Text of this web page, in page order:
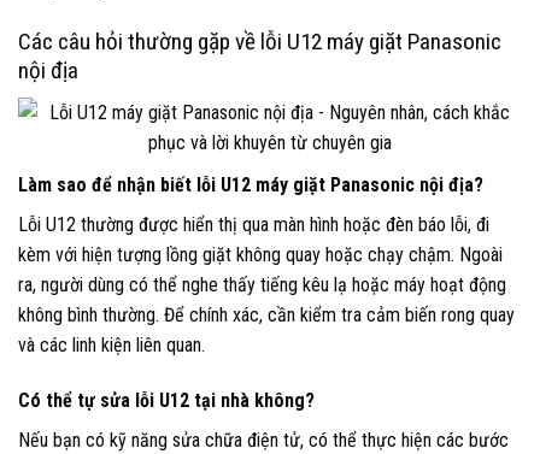
Các câu hỏi thường gặp về lỗi U12 máy giặt Panasonic
nội địa
Làm sao để nhận biết lỗi U12 máy giặt Panasonic nội địa?
Lỗi U12 thường được hiển thị qua màn hình hoặc đèn báo lỗi, đi
kèm với hiện tượng lồng giặt không quay hoặc chạy chậm. Ngoài
ra, người dùng có thể nghe thấy tiếng kêu lạ hoặc máy hoạt động
không bình thường. Để chính xác, cần kiểm tra cảm biến rong quay
và các linh kiện liên quan.
Có thể tự sửa lỗi U12 tại nhà không?
Nếu bạn có kỹ năng sửa chữa điện tử, có thể thực hiện các bước